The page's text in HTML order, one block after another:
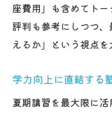
合格実績が
志望校合格
夏期講習で
塾の進路指
座費用」も含めてト
評判も参考にしつつ
えるか」という視点を
学力向上に直結する
夏期講習を最大限に